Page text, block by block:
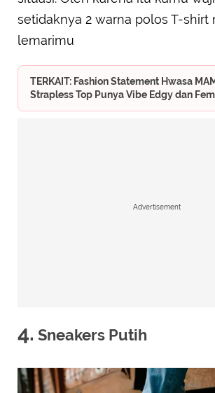
setidaknya 2 warna polos T-shirt
lemarimu
TERKAIT: Fashion Statement Hwasa
Strapless Top Punya Vibe Edgy dan
Advertisement
4. Sneakers Putih